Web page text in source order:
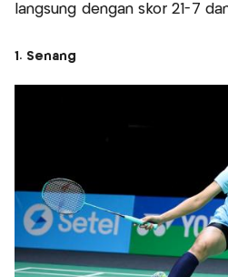
langsung dengan skor 21-7 dan
1. Senang